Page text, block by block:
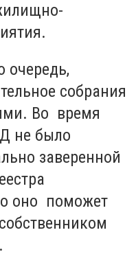
очередь,
собрания
Во время
не было
заверенной
оно поможет